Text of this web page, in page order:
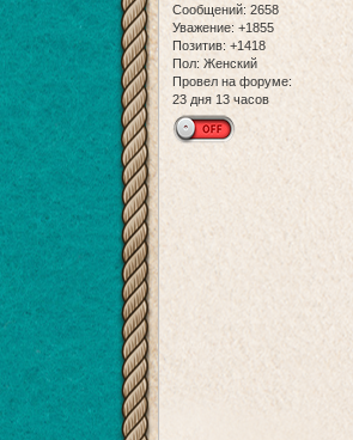
Сообщений: 2658
Уважение: +1855
Позитив: +1418
Пол: Женский
Провел на форуме:
23 дня 13 часов